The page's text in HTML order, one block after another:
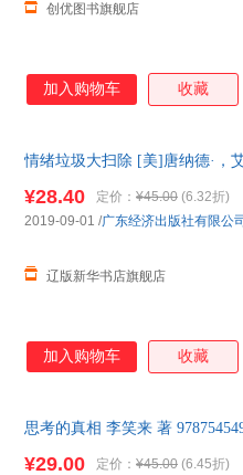
创优图书旗舰店
加入购物车 收藏
情绪垃圾大扫除 [美]唐纳德·，
¥28.40 定价： ¥45.00 (6.32折)
辽版新华书店旗舰店
2019-09-01 /广东经济出版社有限公
加入购物车 收藏
思考的真相 李笑来 著
¥29.00 定价： ¥45.00 (6.45折)